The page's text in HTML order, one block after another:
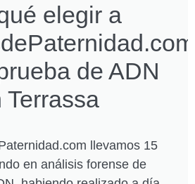
elegir a
de ADN
Terrassa
llevamos 15
en análisis forense de